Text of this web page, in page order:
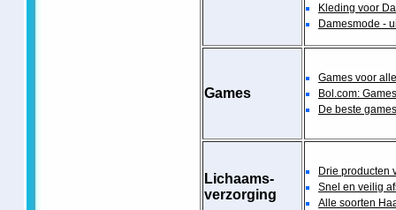
Kleding voor
Damesmode -
Games
Games voor
Bol.com:
De beste
Lichaams-
verzorging
Drie producten
Snel en veilig
Alle soorten